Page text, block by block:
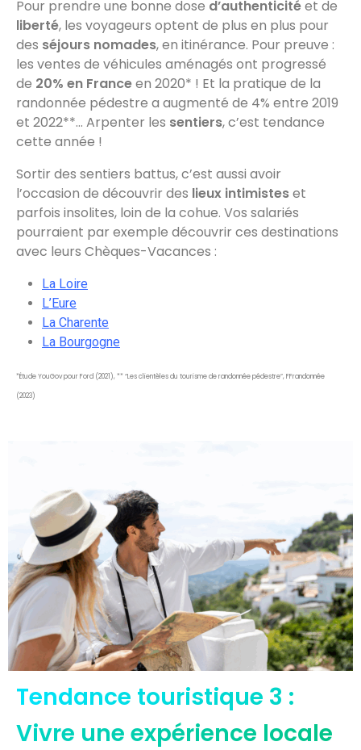
Pour prendre une bonne dose d’authenticitéet de
liberté, les voyageurs optent de plus en plus pour
des séjours nomades, en itinérance. Pour preuve :
les ventes de véhicules aménagés ont progressé
de 20% en Franceen 2020* ! Et la pratique de la
randonnée pédestre a augmenté de 4% entre 2019
et 2022**… Arpenter les sentiers, c’est tendance
cette année !
Sortir des sentiers battus, c’est aussi avoir
l’occasion de découvrir des lieux intimisteset
parfois insolites, loin de la cohue. Vos salariés
pourraient par exemple découvrir ces destinations
avec leurs Chèques-Vacances :
La Loire
L’Eure
La Charente
La Bourgogne
*Étude YouGov pour Ford (2021), ** “Les clientèles du tourisme de randonnée pédestre”, FFrandonnée
(2023)
Tendance touristique 3 :
Vivre une expérience locale